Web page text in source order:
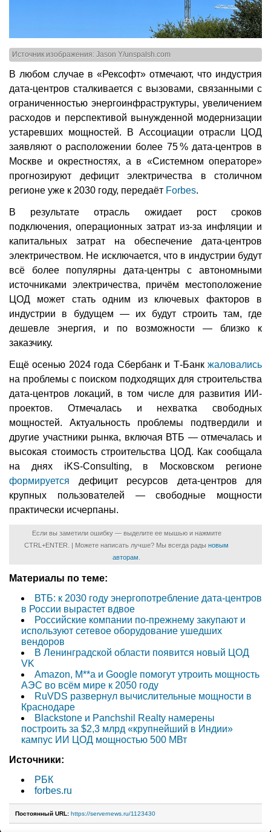
Источник изображения: Jason Y/unspalsh.com
В любом случае в «Рексофт» отмечают, что индустрия
дата-центров сталкивается с вызовами, связанными с
ограниченностью энергоинфраструктуры, увеличением
расходов и перспективой вынужденной модернизации
устаревших мощностей. В Ассоциации отрасли ЦОД
заявляют о расположении более 75 % дата-центров в
Москве и окрестностях, а в «Системном операторе»
прогнозируют дефицит электричества в столичном
регионе уже к 2030 году, передаёт Forbes.
В результате отрасль ожидает рост сроков
подключения, операционных затрат из-за инфляции и
капитальных затрат на обеспечение дата-центров
электричеством. Не исключается, что в индустрии будут
всё более популярны дата-центры с автономными
источниками электричества, причём местоположение
ЦОД может стать одним из ключевых факторов в
индустрии в будущем — их будут строить там, где
дешевле энергия, и по возможности — близко к
заказчику.
Ещё осенью 2024 года Сбербанк и Т-Банк жаловались
на проблемы с поиском подходящих для строительства
дата-центров локаций, в том числе для развития ИИ-
проектов. Отмечалась и нехватка свободных
мощностей. Актуальность проблемы подтвердили и
другие участники рынка, включая ВТБ — отмечалась и
высокая стоимость строительства ЦОД. Как сообщала
на днях iKS-Consulting, в Московском регионе
формируется дефицит ресурсов дета-центров для
крупных пользователей — свободные мощности
практически исчерпаны.
Если вы заметили ошибку — выделите ее мышью и нажмите
CTRL+ENTER. | Можете написать лучше? Мы всегда рады новым
авторам
Материалы по теме:
ВТБ: к 2030 году энергопотребление дата-центров
в России вырастет вдвое
Российские компании по-прежнему закупают и
используют сетевое оборудование ушедших
вендоров
В Ленинградской области появится новый ЦОД
VK
Amazon, M**a и Google помогут утроить мощность
АЭС во всём мире к 2050 году
RuVDS развернул вычислительные мощности в
Краснодаре
Blackstone и Panchshil Realty намерены
построить за $2,3 млрд «крупнейший в Индии»
кампус ИИ ЦОД мощностью 500 МВт
Источники:
РБК
forbes.ru
Постоянный URL: https://servernews.ru/1123430